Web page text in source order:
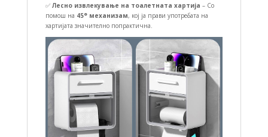
✅ Лесно извлекување на тоалетната хартија – Со
помош на 45° механизам, кој ја прави употребата на
хартијата значително попрактична.